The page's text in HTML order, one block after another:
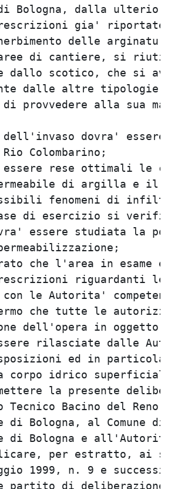
di Bologna, dalla
delle
aree di cantiere,
dallo scotico,
dalle altre
di provvedere alla
dell'invaso dovra'
del
essere rese
di
possibili
di esercizio si
essere
di
che l'area in
con le
fermo che tutte le
dell'opera in
essere rilasciate
ed in
da
la presente
Tecnico Bacino del
di Bologna, al
di Bologna e
per estratto,
1999, n. 9 e
partito di